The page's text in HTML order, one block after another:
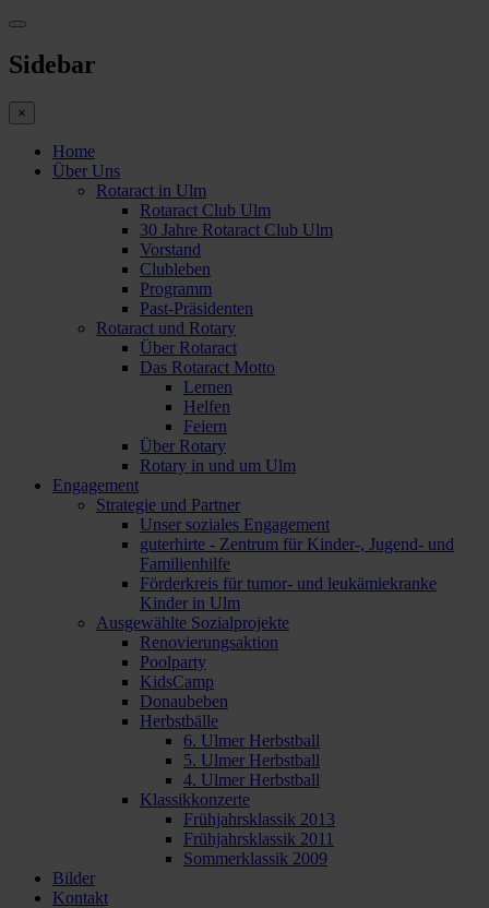
Sidebar
×
Home
Über Uns
Rotaract in Ulm
Rotaract Club Ulm
30 Jahre Rotaract Club Ulm
Vorstand
Clubleben
Programm
Past-Präsidenten
Rotaract und Rotary
Über Rotaract
Das Rotaract Motto
Lernen
Helfen
Feiern
Über Rotary
Rotary in und um Ulm
Engagement
Strategie und Partner
Unser soziales Engagement
guterhirte - Zentrum für Kinder-, Jugend- und
Familienhilfe
Förderkreis für tumor- und leukämiekranke
Kinder in Ulm
Ausgewählte Sozialprojekte
Renovierungsaktion
Poolparty
KidsCamp
Donaubeben
Herbstbälle
6. Ulmer Herbstball
5. Ulmer Herbstball
4. Ulmer Herbstball
Klassikkonzerte
Frühjahrsklassik 2013
Frühjahrsklassik 2011
Sommerklassik 2009
Bilder
Kontakt